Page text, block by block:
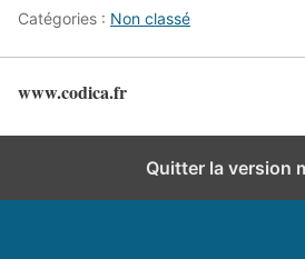
Catégories : Non classé
www.codica.fr
Quitter la version